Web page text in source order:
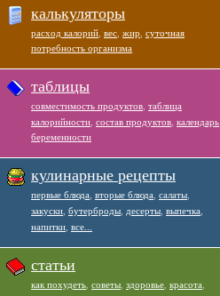
калькуляторы
расход калорий вес жир суточная
потребность организма
таблицы
совместимость продуктов таблица
калорийности состав продуктов календарь
беременности
кулинарные рецепты
первые блюда вторые блюда салаты
закуски бутерброды десерты выпечка
напитки все...
статьи
как похудеть советы здоровье красота